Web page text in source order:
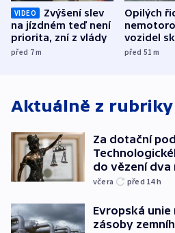
VIDEO
Zvýšení slev
na jízdném teď není
priorita, zní z vlády
před 7m
Opilých
vozidel
přibylo,
před 51m
Aktuálně z rubriky
Za dotační
do vězení dva
včera před 14h
Evropská
zásoby